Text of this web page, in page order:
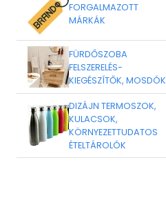
FORGALMAZOTT
MÁRKÁK
FÜRDŐSZOBA
FELSZERELÉS-
KIEGÉSZÍTŐK, MOSDÓK
DIZÁJN TERMOSZOK,
KULACSOK,
KÖRNYEZETTUDATOS
ÉTELTÁROLÓK